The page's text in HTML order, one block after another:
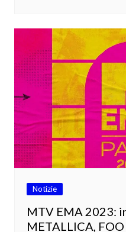
Notizie
MTV EMA 2023:
METALLICA,